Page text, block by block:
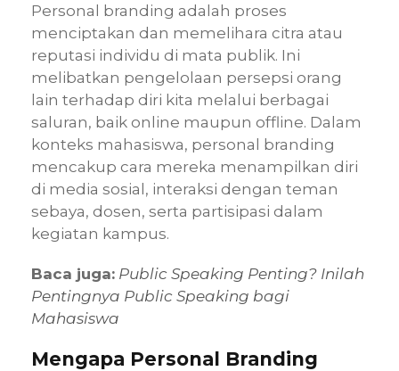
Personal branding adalah proses
menciptakan dan memelihara citra atau
reputasi individu di mata publik. Ini
melibatkan pengelolaan persepsi orang
lain terhadap diri kita melalui berbagai
saluran, baik online maupun offline. Dalam
konteks mahasiswa, personal branding
mencakup cara mereka menampilkan diri
di media sosial, interaksi dengan teman
sebaya, dosen, serta partisipasi dalam
kegiatan kampus.
Baca juga: Public Speaking Penting? Inilah
Pentingnya Public Speaking bagi
Mahasiswa
Mengapa Personal Branding